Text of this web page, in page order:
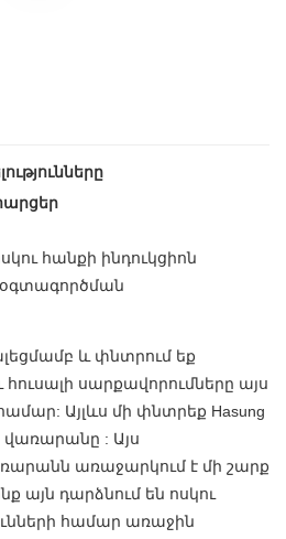
հանքի ինդուկցիոն
օգտագործման
և փնտրում եք
սարքավորումները այս
Այլևս մի փնտրեք Hasung
վառարանը : Այս
առաջարկում է մի շարք
այն դարձնում են ոսկու
համար առաջին